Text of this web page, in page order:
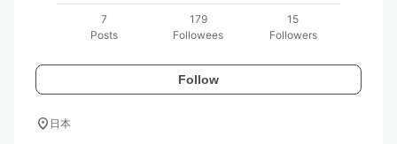
7
Posts
179
Followees
15
Followers
Follow
location_on 日本